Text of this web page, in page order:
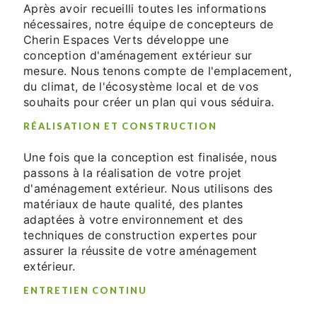
Après avoir recueilli toutes les informations
nécessaires, notre équipe de concepteurs de
Cherin Espaces Verts développe une
conception d'aménagement extérieur sur
mesure. Nous tenons compte de l'emplacement,
du climat, de l'écosystème local et de vos
souhaits pour créer un plan qui vous séduira.
RÉALISATION ET CONSTRUCTION
Une fois que la conception est finalisée, nous
passons à la réalisation de votre projet
d'aménagement extérieur. Nous utilisons des
matériaux de haute qualité, des plantes
adaptées à votre environnement et des
techniques de construction expertes pour
assurer la réussite de votre aménagement
extérieur.
ENTRETIEN CONTINU